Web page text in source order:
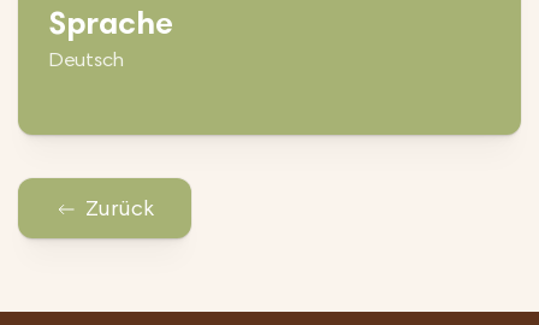
Sprache
Deutsch
Zurück